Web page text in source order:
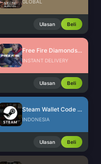
GLOBAL
Ulasan Beli
Free Fire Diamonds EU + TR
INSTANT DELIVERY
Ulasan Beli
Steam Wallet Code (IDR)
INDONESIA
Ulasan Beli